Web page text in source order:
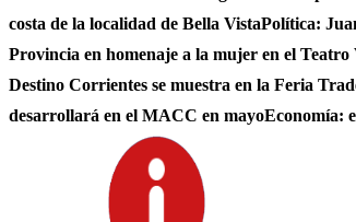
costa de la localidad de Bella VistaPolítica:
Provincia en homenaje a la mujer en el Teatro
Destino Corrientes se muestra en la Feria
desarrollará en el MACC en mayoEconomía: